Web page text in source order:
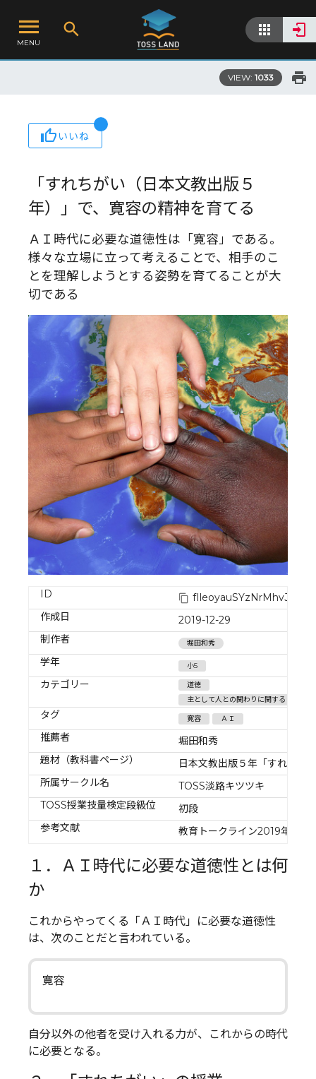
MENU
VIEW: 1033
いいね
「すれちがい（日本文教出版５
年）」で、寛容の精神を育てる
ＡＩ時代に必要な道徳性は「寛容」である。
様々な立場に立って考えることで、相手のこ
とを理解しようとする姿勢を育てることが大
切である
ID
fIleoyauSYzNrMhvJRM0
作成日
2019-12-29
制作者
堀田和秀
学年 小5
カテゴリー
道徳
主として人との関わりに関すること/相
タグ 寛容 ＡＩ
推薦者
堀田和秀
題材（教科書ページ）
日本文教出版５年「すれちが
所属サークル名
TOSS淡路キツツキ
TOSS授業技量検定段級位
初段
参考文献
教育トークライン2019年12月
１．ＡＩ時代に必要な道徳性とは何
か
これからやってくる「ＡＩ時代」に必要な道徳性
は、次のことだと言われている。
寛容
自分以外の他者を受け入れる力が、これからの時代
に必要となる。